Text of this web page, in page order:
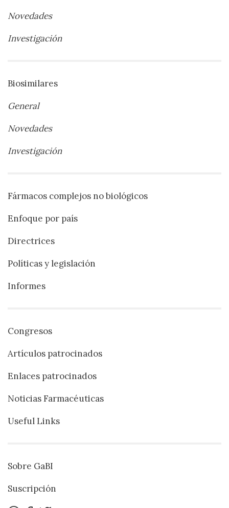
Novedades
Investigación
Biosimilares
General
Novedades
Investigación
Fármacos complejos no biológicos
Enfoque por país
Directrices
Políticas y legislación
Informes
Congresos
Artículos patrocinados
Enlaces patrocinados
Noticias Farmacéuticas
Useful Links
Sobre GaBI
Suscripción